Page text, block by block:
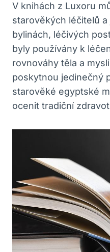
V knihách z Luxoru
starověkých léčitelů
bylinách, léčivých
byly používány k
rovnováhy těla a
poskytnou jedinečný
starověké egyptské
ocenit tradiční